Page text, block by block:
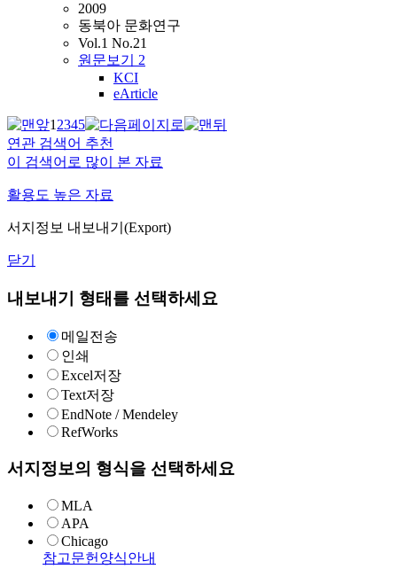
2009
동북아 문화연구
Vol.1 No.21
원문보기 2
KCI
eArticle
12345
연관 검색어 추천
이 검색어로 많이 본 자료
활용도 높은 자료
서지정보 내보내기(Export)
닫기
내보내기 형태를 선택하세요
메일전송
인쇄
Excel저장
Text저장
EndNote / Mendeley
RefWorks
서지정보의 형식을 선택하세요
MLA
APA
Chicago
참고문헌양식안내